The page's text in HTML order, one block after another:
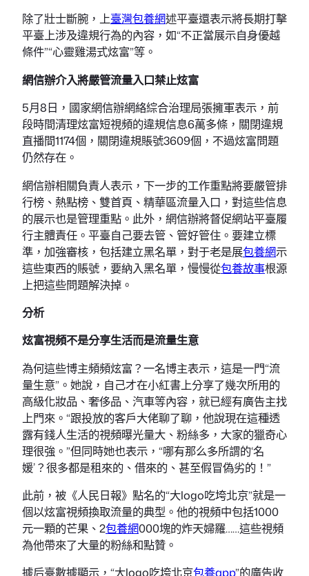
除了壯士斷腕，上臺灣包養網述平臺還表示將長期打擊
平臺上涉及違規行為的內容，如“不正當展示自身優越
條件”“心靈雞湯式炫富”等。
網信辦介入將嚴管流量入口禁止炫富
5月8日，國家網信辦網絡綜合治理局張擁軍表示，前
段時間清理炫富短視頻的違規信息6萬多條，關閉違規
直播間1174個，關閉違規賬號3609個，不過炫富問題
仍然存在。
網信辦相關負責人表示，下一步的工作重點將要嚴管排
行榜、熱點榜、雙首頁、精華區流量入口，對這些信息
的展示也是管理重點。此外，網信辦將督促網站平臺履
行主體責任。平臺自己要去管、管好管住。要建立標
準，加強審核，包括建立黑名單，對于老是展包養網示
這些東西的賬號，要納入黑名單，慢慢從包養故事根源
上把這些問題解決掉。
分析
炫富視頻不是分享生活而是流量生意
為何這些博主頻頻炫富？一名博主表示，這是一門“流
量生意”。她說，自己才在小紅書上分享了幾次所用的
高級化妝品、奢侈品、汽車等內容，就已經有廣告主找
上門來。“跟投放的客戶大佬聊了聊，他說現在這種透
露有錢人生活的視頻曝光量大、粉絲多，大家的獵奇心
理很強。”但同時她也表示，“哪有那么多所謂的‘名
媛’？很多都是租來的、借來的、甚至假冒偽劣的！”
此前，被《人民日報》點名的“大logo吃垮北京”就是一
個以炫富視頻換取流量的典型。他的視頻中包括1000
元一顆的芒果、2包養網000塊的炸天婦羅……這些視頻
為他帶來了大量的粉絲和點贊。
據后臺數據顯示，“大logo吃垮北京包養app”的廣告收